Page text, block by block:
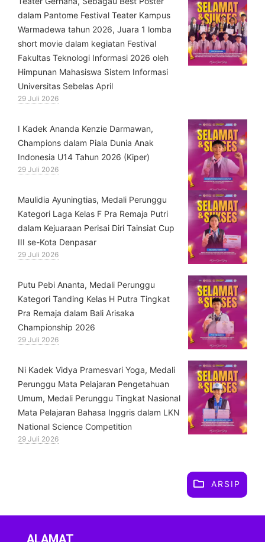
dalam Pantome Festival Teater Kampus
Warmadewa tahun 2026, Juara 1 lomba
short movie dalam kegiatan Festival
Fakultas Teknologi Informasi 2026 oleh
Himpunan Mahasiswa Sistem Informasi
Universitas Sebelas April
29 Juli 2026
⁠I Kadek Ananda Kenzie Darmawan,
Champions dalam Piala Dunia Anak
Indonesia U14 Tahun 2026 (Kiper)
29 Juli 2026
⁠Maulidia Ayuningtias, Medali Perunggu
Kategori Laga Kelas F Pra Remaja Putri
dalam Kejuaraan Perisai Diri Tainsiat Cup
III se-Kota Denpasar
29 Juli 2026
Putu Pebi Ananta, Medali Perunggu
Kategori Tanding Kelas H Putra Tingkat
Pra Remaja dalam Bali Arisaka
Championship 2026
29 Juli 2026
⁠Ni Kadek Vidya Pramesvari Yoga, Medali
Perunggu Mata Pelajaran Pengetahuan
Umum, Medali Perunggu Tingkat Nasional
Mata Pelajaran Bahasa Inggris dalam LKN
National Science Competition
29 Juli 2026
ARSIP